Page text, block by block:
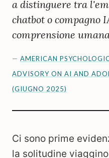
a distinguere tra
chatbot o compagno
comprensione
— AMERICAN
ADVISORY ON AI AND
(GIUGNO 2025)
Ci sono prime
la solitudine